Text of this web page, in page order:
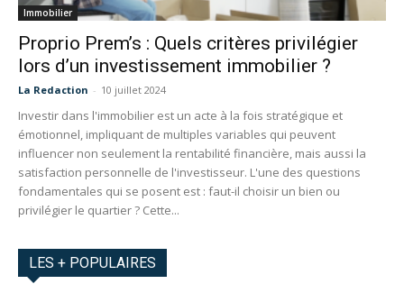
Immobilier
Proprio Prem’s : Quels critères privilégier
lors d’un investissement immobilier ?
La Redaction - 10 juillet 2024
Investir dans l'immobilier est un acte à la fois stratégique et
émotionnel, impliquant de multiples variables qui peuvent
influencer non seulement la rentabilité financière, mais aussi la
satisfaction personnelle de l'investisseur. L'une des questions
fondamentales qui se posent est : faut-il choisir un bien ou
privilégier le quartier ? Cette...
LES + POPULAIRES